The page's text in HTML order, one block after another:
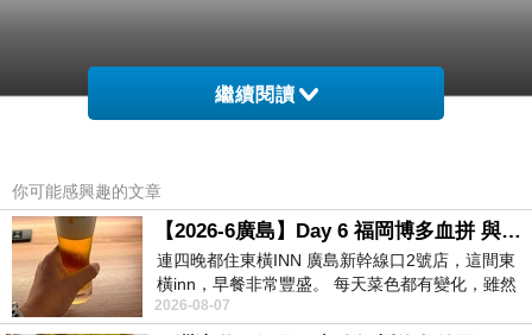
繼續閱讀
你可能感興趣的文章
【2026-6廣島】Day 6 福岡博多血拼 與機場接送少年司機深夜對談
連四晚都住東橫INN 廣島新幹線口2號店，這間東
橫inn，早餐非常豐盛。 每天菜色都有變化，雖然
看到工作人員拿出料理包加熱，但
2026-08-07